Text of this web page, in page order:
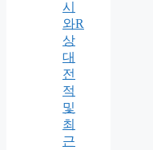
시
와R
상
대
전
적
및
최
근